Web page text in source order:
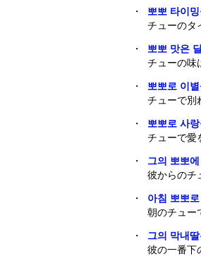
・
뽀뽀 타이
チューのタ
・
뽀뽀 맛은
チューの味
・
뽀뽀로 이
チューで別
・
뽀뽀로 사
チューで愛
・
그의 뽀뽀
彼からのチ
・
아침 뽀뽀
朝のチュー
・
그의 막내
彼の一番下